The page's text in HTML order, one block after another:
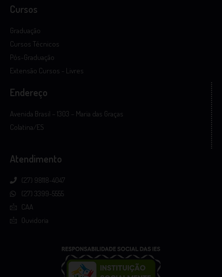
Cursos
Graduação
Cursos Técnicos
Pós-Graduação
Extensão Cursos - Livres
Endereço
Avenida Brasil – 1303 – Maria das Graças
Colatina/ES
Atendimento
(27) 98118-4047
(27) 3399-5555
CAA
Ouvidoria